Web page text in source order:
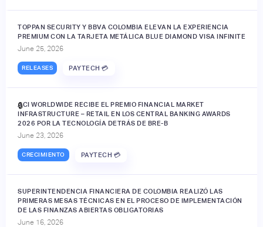
TOPPAN SECURITY Y BBVA COLOMBIA ELEVAN LA EXPERIENCIA
PREMIUM CON LA TARJETA METÁLICA BLUE DIAMOND VISA INFINITE
June 25, 2026
RELEASES PAYTECH 💳
ACI WORLDWIDE RECIBE EL PREMIO FINANCIAL MARKET
INFRASTRUCTURE – RETAIL EN LOS CENTRAL BANKING AWARDS
2026 POR LA TECNOLOGÍA DETRÁS DE BRE-B
June 23, 2026
CRECIMIENTO PAYTECH 💳
🔒
SUPERINTENDENCIA FINANCIERA DE COLOMBIA REALIZÓ LAS
PRIMERAS MESAS TÉCNICAS EN EL PROCESO DE IMPLEMENTACIÓN
DE LAS FINANZAS ABIERTAS OBLIGATORIAS
June 16, 2026